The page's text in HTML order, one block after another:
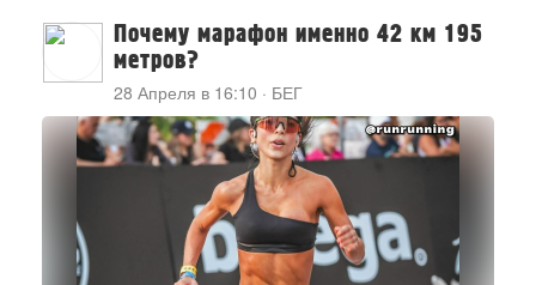
Почему марафон именно 42 км 195
метров?
28 Апреля в 16:10 · БЕГ